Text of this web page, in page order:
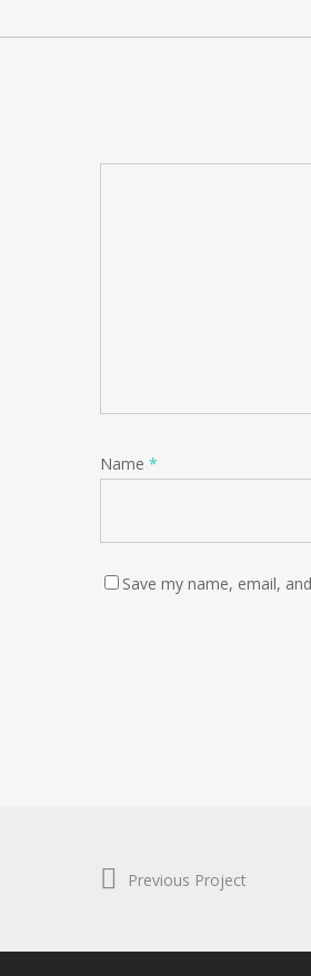
Name *
Save my name, email,
Previous Project